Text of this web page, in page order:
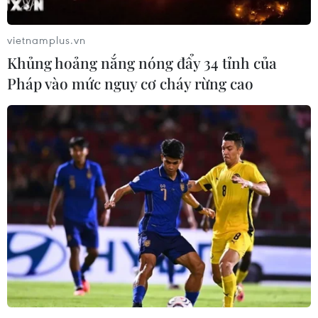
Syria: Nổ xe buýt gần thủ
đô Damascus khiến 2
người chết và 13 người bị
thương
07/08/2026 00:50
Ớt nhập khẩu từ Mexico
khiến hàng trăm người
tiêu dùng Mỹ nhiễm khuẩn
Salmonella
07/08/2026 00:43
Bánh xèo tôm nhảy - món
Chưa có bằng chứng
vietnamplus.vn
Khủng hoảng nắng nóng đẩy 34 tỉnh của
Pháp vào mức nguy cơ cháy rừng cao